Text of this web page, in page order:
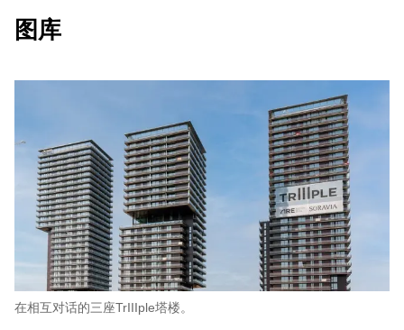
图库
在相互对话的三座TrIIIple塔楼。